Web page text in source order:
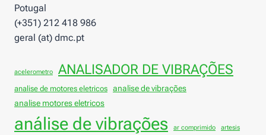
Potugal
(+351) 212 418 986
geral (at) dmc.pt
acelerometro ANALISADOR DE VIBRAÇÕES
analise de motores eletricos analise de vibrações
analise motores eletricos
análise de vibrações ar comprimido artesis